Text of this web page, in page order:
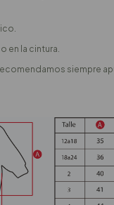
en la cintura.
siempre